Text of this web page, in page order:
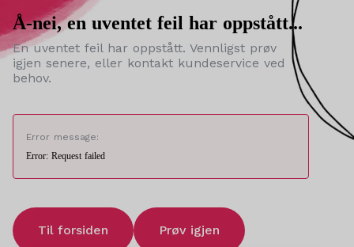
Å-nei, en uventet feil har oppstått...
En uventet feil har oppstått. Vennligst prøv
igjen senere, eller kontakt kundeservice ved
behov.
Error message:
Error: Request failed
Til forsiden Prøv igjen